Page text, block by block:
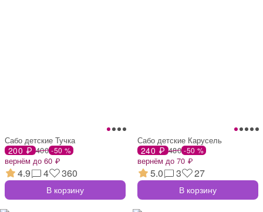
Сабо детские Тучка
200 ₽ 400 -50 %
вернём до 60 ₽
4.9 4 360
В корзину
Сабо детские Карусель
240 ₽ 480 -50 %
вернём до 70 ₽
5.0 3 27
В корзину